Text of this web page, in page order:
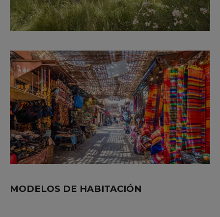
MODELOS DE HABITACIÓN